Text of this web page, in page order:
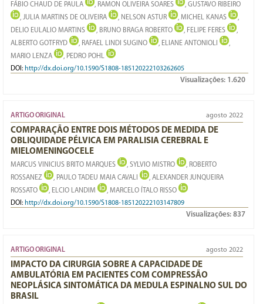
FÁBIO CHAUD DE PAULA , RAMON OLIVEIRA SOARES
, GUSTAVO RIBEIRO
, JULIA MARTINS DE OLIVEIRA
, NELSON ASTUR , MICHEL KANAS
,
DELIO EULALIO MARTINS
, BRUNO BRAGA ROBERTO , FELIPE FERES
,
ALBERTO GOTFRYD
, RAFAEL LINDI SUGINO , ELIANE ANTONIOLI
,
MARIO LENZA
, PEDRO POHL
DOI: http://dx.doi.org/10.1590/S1808-185120222103262605
Visualizações: 1.620
ARTIGO ORIGINAL agosto 2022
COMPARAÇÃO ENTRE DOIS MÉTODOS DE MEDIDA DE
OBLIQUIDADE PÉLVICA EM PARALISIA CEREBRAL E
MIELOMENINGOCELE
MARCUS VINICIUS BRITO MARQUES , SYLVIO MISTRO
, ROBERTO
ROSSANEZ
, PAULO TADEU MAIA CAVALI
, ALEXANDER JUNQUEIRA
ROSSATO
, ELCIO LANDIM
, MARCELO ÍTALO RISSO
DOI: http://dx.doi.org/10.1590/S1808-185120222103147809
Visualizações: 837
ARTIGO ORIGINAL agosto 2022
IMPACTO DA CIRURGIA SOBRE A CAPACIDADE DE
AMBULATÓRIA EM PACIENTES COM COMPRESSÃO
NEOPLÁSICA SINTOMÁTICA DA MEDULA ESPINALNO SUL DO
BRASIL